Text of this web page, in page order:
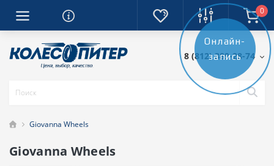
0
8 (812) 389-28-74
Giovanna Wheels
Giovanna Wheels
Онлайн-
запись